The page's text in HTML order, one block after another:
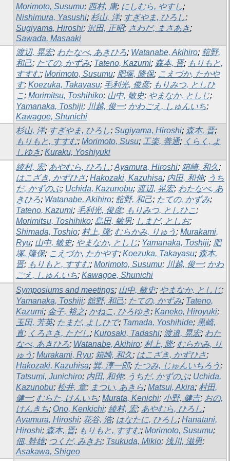
Morimoto, Susumu; 西村, 康; にしむら, やすし;
Nishimura, Yasushi; 杉山, 洋; すぎやま, ひろし;
Sugiyama, Hiroshi; 沢田, 正昭; さわだ, まさあき;
Sawada, Masaaki
渡辺, 晃宏; わたなべ, あきひろ; Watanabe, Akihiro; 舘野,
和己; たての, かずみ; Tateno, Kazumi; 森本, 晋; もりもと,
すすむ; Morimoto, Susumu; 肥塚, 隆保; こえづか, たかや
す; Koezuka, Takayasu; 毛利光, 俊彦; もりみつ, としひ
こ; Morimitsu, Toshihiko; 山中, 敏史; やまなか, としじ;
Yamanaka, Toshiji; 川越, 俊一; かわごえ, しゅんいち;
Kawagoe, Shunichi
杉山, 洋; すぎやま, ひろし; Sugiyama, Hiroshi; 森本, 晋;
もりもと, すすむ; Morimoto, Susu; 工楽, 善通; くらく, よ
しゆき; Kuraku, Yoshiyuki
綾村, 宏; あやむら, ひろし; Ayamura, Hiroshi; 箱崎, 和久;
はこざき, かずひさ; Hakozaki, Kazuhisa; 内田, 和伸; うち
だ, かずのぶ; Uchida, Kazunobu; 渡辺, 晃宏; わたなべ, あ
きひろ; Watanabe, Akihiro; 舘野, 和己; たての, かずみ;
Tateno, Kazumi; 毛利光, 俊彦; もりみつ, としひこ;
Morimitsu, Toshihiko; 島田, 敏男; しまだ, としお;
Shimada, Toshio; 村上, 隆; むらかみ, りゅう ; Murakami,
Ryu; 山中, 敏史; やまなか, としじ; Yamanaka, Toshiji; 肥
塚, 隆保; こえづか, たかやす; Koezuka, Takayasu; 森本,
晋; もりもと, すすむ; Morimoto, Susumu; 川越, 俊一; かわ
ごえ, しゅんいち; Kawagoe, Shunichi
Symposiums and meetings; 山中, 敏史; やまなか, としじ;
Yamanaka, Toshiji; 舘野, 和己; たての, かずみ; Tateno,
Kazumi; 金子, 裕之; かねこ, ひろゆき; Kaneko, Hiroyuki;
玉田, 芳英; たまだ, よしひで; Tamada, Yoshihide; 黒崎,
直; くろさき, ただし; Kurosaki, Tadashi; 渡邉, 晃宏; わた
なべ, あきひろ; Watanabe, Akihiro; 村上, 隆; むらかみ, り
ゅう ; Murakami, Ryu; 箱崎, 和久; はこざき, かずひさ;
Hakozaki, Kazuhisa; 巽, 淳一郎; たつみ, じゅんいちろう ;
Tatsumi, Junichiro; 内田, 和伸; うちだ, かずのぶ; Uchida,
Kazunobu; 松井, 章; まつい, あきら; Matsui, Akira; 村田,
健一; むらた, けんいち; Murata, Kenichi; 小野, 健吉; おの,
けんきち; Ono, Kenkichi; 綾村, 宏; あやむら, ひろし;
Ayamura, Hiroshi; 花谷, 浩; はなたに, ひろし; Hanatani,
Hiroshi; 森本, 晋; もりもと, すすむ; Morimoto, Susumu;
佃, 幹雄; つくだ, みきお; Tsukuda, Mikio; 浅川, 滋男;
Asakawa, Shigeo